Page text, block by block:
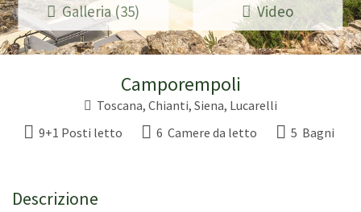
Galleria (35) Video
Camporempoli
Toscana, Chianti, Siena, Lucarelli
9+1 Posti letto
6 Camere da letto 5 Bagni
Descrizione